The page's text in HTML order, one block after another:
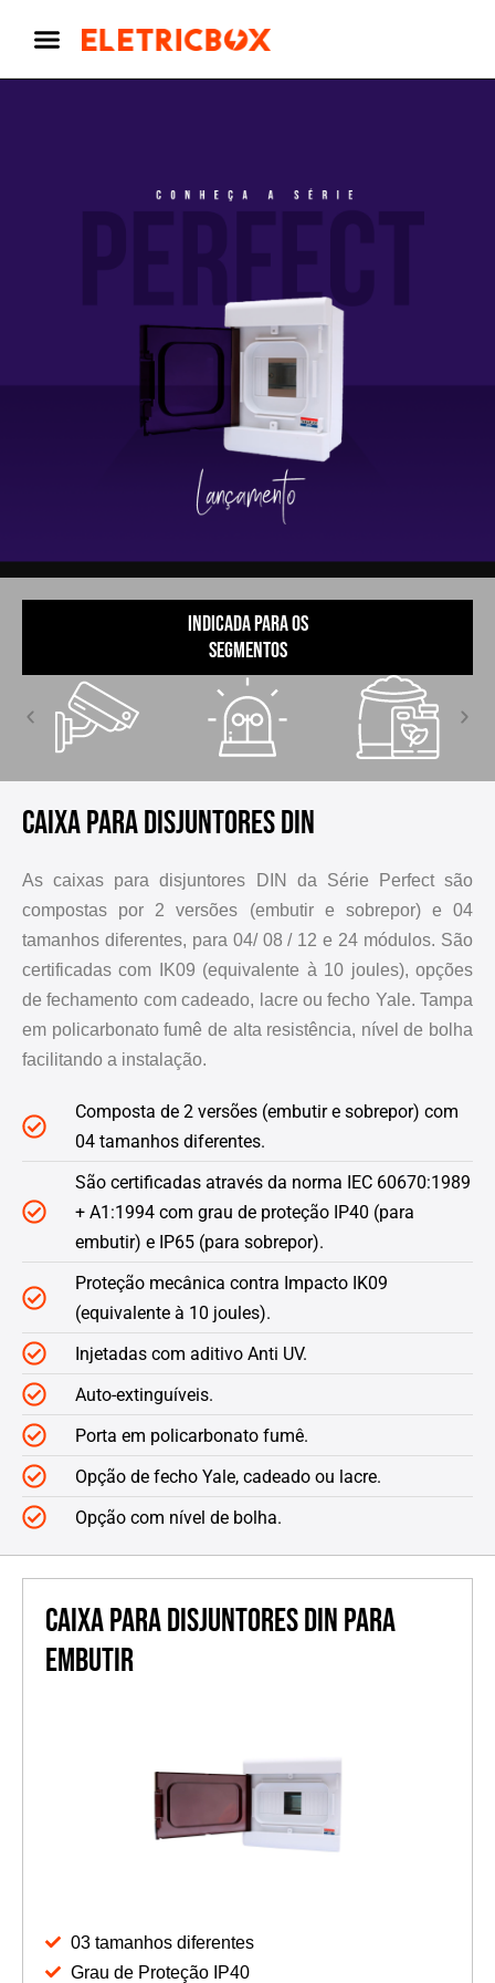
Indicada para os
segmentos
Caixa para disjuntores DIN
As caixas para disjuntores DIN da Série Perfect são
compostas por 2 versões (embutir e sobrepor) e 04
tamanhos diferentes, para 04/ 08 / 12 e 24 módulos. São
certificadas com IK09 (equivalente à 10 joules), opções
de fechamento com cadeado, lacre ou fecho Yale. Tampa
em policarbonato fumê de alta resistência, nível de bolha
facilitando a instalação.
Composta de 2 versões (embutir e sobrepor) com
04 tamanhos diferentes.
São certificadas através da norma IEC 60670:1989
+ A1:1994 com grau de proteção IP40 (para
embutir) e IP65 (para sobrepor).
Proteção mecânica contra Impacto IK09
(equivalente à 10 joules).
Injetadas com aditivo Anti UV.
Auto-extinguíveis.
Porta em policarbonato fumê.
Opção de fecho Yale, cadeado ou lacre.
Opção com nível de bolha.
Caixa para disjuntores DIN para
embutir
03 tamanhos diferentes
Grau de Proteção IP40